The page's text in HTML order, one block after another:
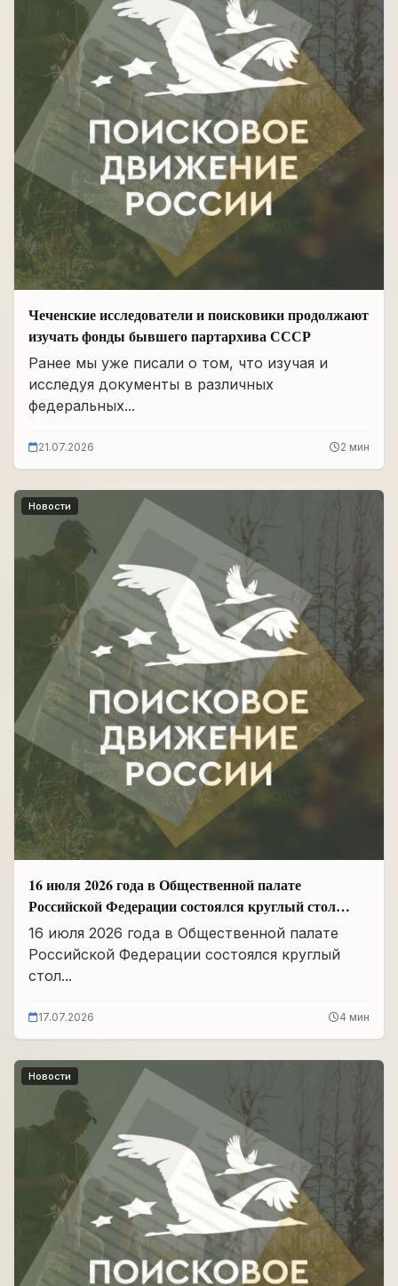
Чеченские исследователи и поисковики продолжают
изучать фонды бывшего партархива СССР
Ранее мы уже писали о том, что изучая и
исследуя документы в различных
федеральных...
21.07.2026 2 мин
Новости
16 июля 2026 года в Общественной палате
Российской Федерации состоялся круглый стол
«Сохранение памяти о Героях подвига
самопожертвования и воспитание...
16 июля 2026 года в Общественной палате
Российской Федерации состоялся круглый
стол...
17.07.2026 4 мин
Новости